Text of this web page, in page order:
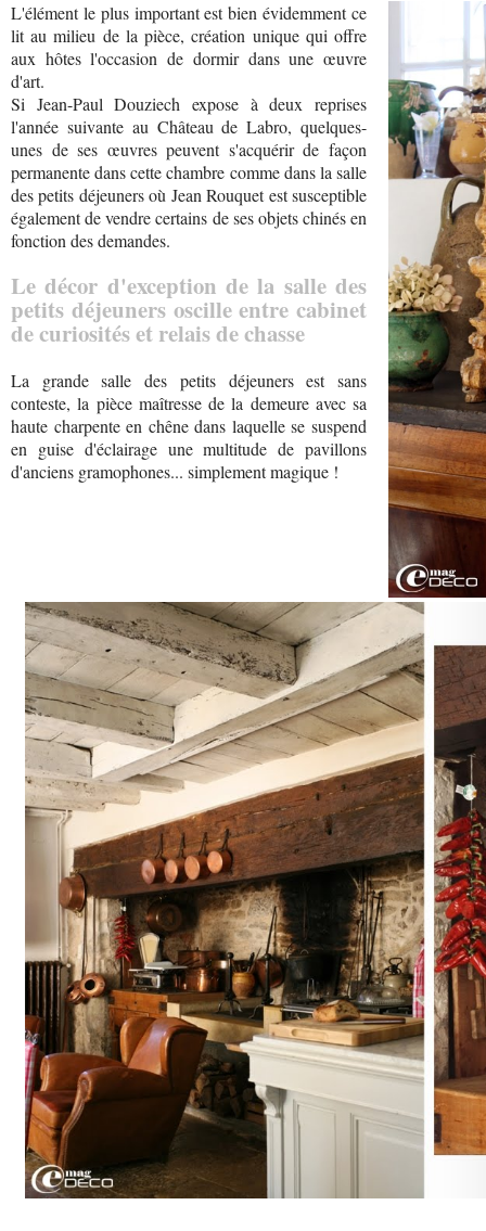
L'élément le plus important est bien évidemment ce
lit au milieu de la pièce, création unique qui offre
aux hôtes l'occasion de dormir dans une œuvre
d'art.
Si Jean-Paul Douziech expose à deux reprises
l'année suivante au Château de Labro, quelques-
unes de ses œuvres peuvent s'acquérir de façon
permanente dans cette chambre comme dans la salle
des petits déjeuners où Jean Rouquet est susceptible
également de vendre certains de ses objets chinés en
fonction des demandes.
Le décor d'exception de la salle des
petits déjeuners oscille entre cabinet
de curiosités et relais de chasse
La grande salle des petits déjeuners est sans
conteste, la pièce maîtresse de la demeure avec sa
haute charpente en chêne dans laquelle se suspend
en guise d'éclairage une multitude de pavillons
d'anciens gramophones... simplement magique !